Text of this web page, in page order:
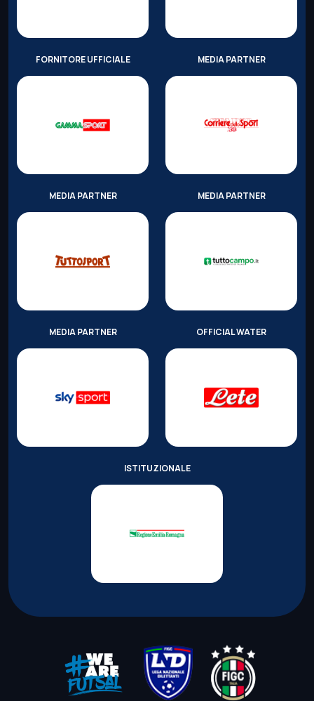
FORNITORE UFFICIALE MEDIA PARTNER
MEDIA PARTNER MEDIA PARTNER
MEDIA PARTNER OFFICIAL WATER
ISTITUZIONALE